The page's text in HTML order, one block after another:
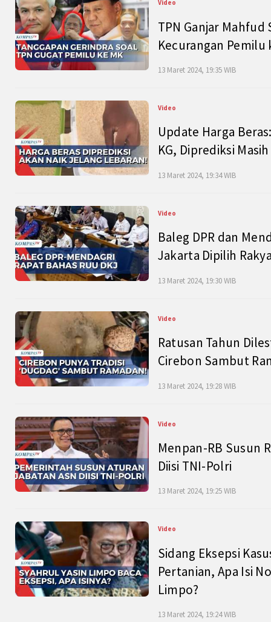
Video
TPN Ganjar Mahfud
Kecurangan Pemilu
13 Maret 2024, 19:35 WIB
Video
Update Harga
KG, Diprediksi
13 Maret 2024, 19:34 WIB
Video
Baleg DPR dan
Jakarta Dipilih
13 Maret 2024, 19:30 WIB
Video
Ratusan Tahun
Cirebon Sambut
13 Maret 2024, 19:28 WIB
Video
Menpan-RB Susun
Diisi TNI-Polri
13 Maret 2024, 19:25 WIB
Video
Sidang Eksepsi
Pertanian, Apa Isi
Limpo?
13 Maret 2024, 19:24 WIB